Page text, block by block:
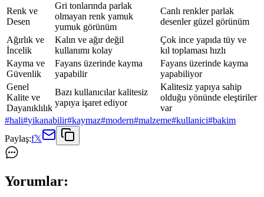
Renk ve
Desen
Gri tonlarında parlak
olmayan renk yamuk
yumuk görünüm
Canlı renkler parlak
desenler güzel görünüm
Ağırlık ve
İncelik
Kalın ve ağır değil
kullanımı kolay
Çok ince yapıda tüy ve
kıl toplaması hızlı
Kayma ve
Güvenlik
Fayans üzerinde kayma
yapabilir
Fayans üzerinde kayma
yapabiliyor
Genel
Kalite ve
Dayanıklılık
Bazı kullanıcılar kalitesiz
yapıya işaret ediyor
Kalitesiz yapıya sahip
olduğu yönünde eleştiriler
var
#hali#yikanabilir#kaymaz#modern#malzeme#kullanici#bakim
Paylaş:f𝕏
Yorumlar: